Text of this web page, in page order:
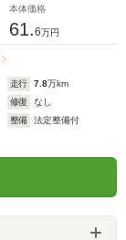
本体価格
61.6万円
走行 7.8万km
修復
なし
整備
法定整備付